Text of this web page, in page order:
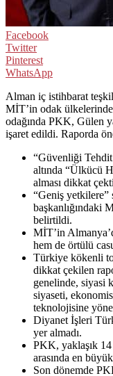
Facebook
Twitter
Pinterest
WhatsApp
Alman iç istihbarat
MİT’in odak
odağında PKK, Gülen
işaret edildi. Raporda
“Güvenliği Tehdit
altında “Ülkücü
alması dikkat
“Geniş
başkanlığındaki
belirtildi.
MİT’in
hem de örtülü
Türkiye kökenli
dikkat çekilen
genelinde, siyasi
siyaseti,
teknolojisine
Diyanet İşleri
yer almadı.
PKK, yaklaşık 14
arasında en
Son dönemde